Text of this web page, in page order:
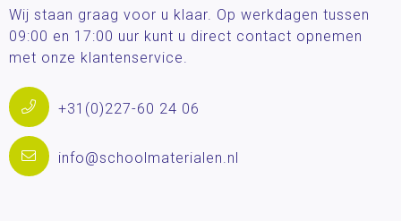
Wij staan graag voor u klaar. Op werkdagen tussen
09:00 en 17:00 uur kunt u direct contact opnemen
met onze klantenservice.
+31(0)227-60 24 06
info@schoolmaterialen.nl